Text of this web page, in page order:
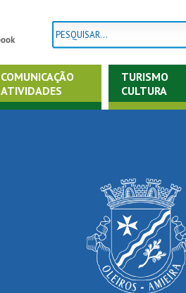
COMUNICAÇÃO
ATIVIDADES
TURISMO
CULTURA